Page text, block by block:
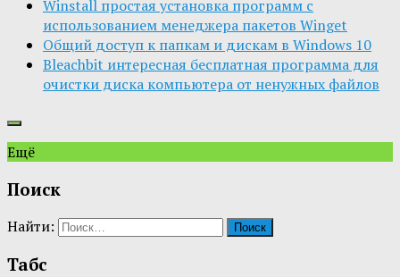
Winstall простая установка программ с
использованием менеджера пакетов Winget
Общий доступ к папкам и дискам в Windows 10
Bleachbit интересная бесплатная программа для
очистки диска компьютера от ненужных файлов
Ещё
Поиск
Найти:
Табс